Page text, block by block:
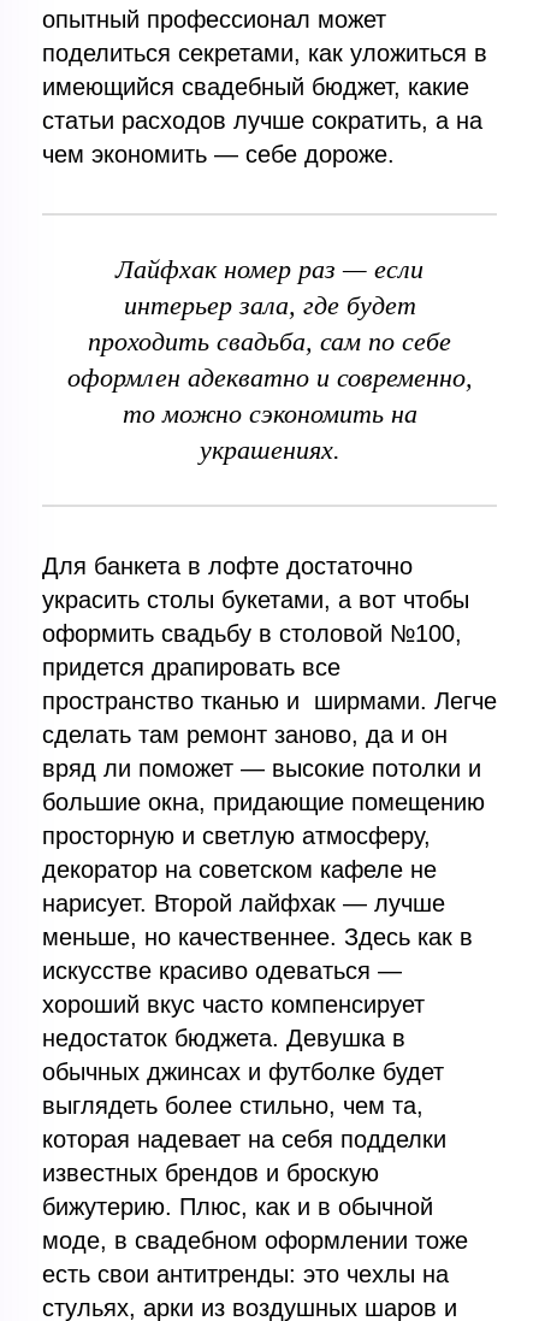
опытный профессионал может
поделиться секретами, как уложиться в
имеющийся свадебный бюджет, какие
статьи расходов лучше сократить, а на
чем экономить — себе дороже.
Лайфхак номер раз — если
интерьер зала, где будет
проходить свадьба, сам по себе
оформлен адекватно и современно,
то можно сэкономить на
украшениях.
Для банкета в лофте достаточно
украсить столы букетами, а вот чтобы
оформить свадьбу в столовой №100,
придется драпировать все
пространство тканью и ширмами. Легче
сделать там ремонт заново, да и он
вряд ли поможет — высокие потолки и
большие окна, придающие помещению
просторную и светлую атмосферу,
декоратор на советском кафеле не
нарисует. Второй лайфхак — лучше
меньше, но качественнее. Здесь как в
искусстве красиво одеваться —
хороший вкус часто компенсирует
недостаток бюджета. Девушка в
обычных джинсах и футболке будет
выглядеть более стильно, чем та,
которая надевает на себя подделки
известных брендов и броскую
бижутерию. Плюс, как и в обычной
моде, в свадебном оформлении тоже
есть свои антитренды: это чехлы на
стульях, арки из воздушных шаров и